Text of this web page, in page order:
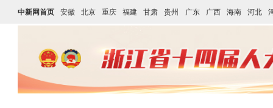
中新网首页 安徽 北京 重庆 福建 甘肃 贵州 广东 广西 海南 河北